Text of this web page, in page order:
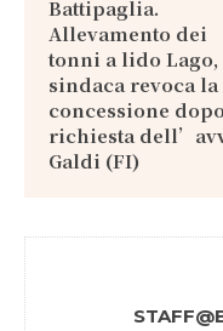
Battipaglia.
Allevamento dei
tonni a lido Lago,
sindaca revoca la
concessione
richiesta
Galdi (FI)